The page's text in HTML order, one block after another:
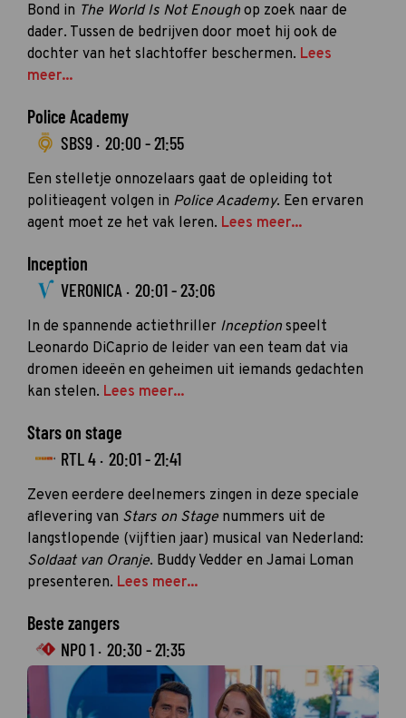
Bond in The World Is Not Enough op zoek naar de
dader. Tussen de bedrijven door moet hij ook de
dochter van het slachtoffer beschermen. Lees
meer...
Police Academy
SBS9 · 20:00 - 21:55
Een stelletje onnozelaars gaat de opleiding tot
politieagent volgen in Police Academy. Een ervaren
agent moet ze het vak leren. Lees meer...
Inception
VERONICA · 20:01 - 23:06
In de spannende actiethriller Inception speelt
Leonardo DiCaprio de leider van een team dat via
dromen ideeën en geheimen uit iemands gedachten
kan stelen. Lees meer...
Stars on stage
RTL 4 · 20:01 - 21:41
Zeven eerdere deelnemers zingen in deze speciale
aflevering van Stars on Stage nummers uit de
langstlopende (vijftien jaar) musical van Nederland:
Soldaat van Oranje. Buddy Vedder en Jamai Loman
presenteren. Lees meer...
Beste zangers
NPO 1 · 20:30 - 21:35